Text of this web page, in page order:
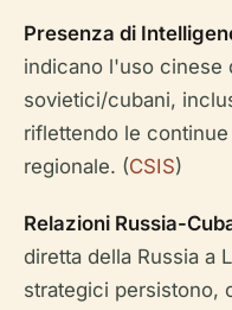
Presenza di
indicano l'uso cinese
sovietici/cubani,
riflettendo le
regionale. (CSIS)
Relazioni Russia-
diretta della Russia a
strategici persistono,